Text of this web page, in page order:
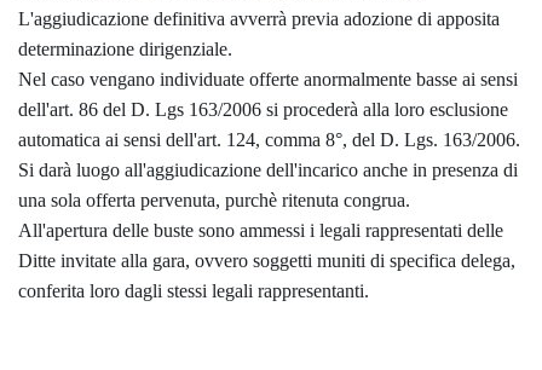
L'aggiudicazione definitiva avverrà previa adozione di apposita
determinazione dirigenziale.
Nel caso vengano individuate offerte anormalmente basse ai sensi
dell'art. 86 del D. Lgs 163/2006 si procederà alla loro esclusione
automatica ai sensi dell'art. 124, comma 8°, del D. Lgs. 163/2006.
Si darà luogo all'aggiudicazione dell'incarico anche in presenza di
una sola offerta pervenuta, purchè ritenuta congrua.
All'apertura delle buste sono ammessi i legali rappresentati delle
Ditte invitate alla gara, ovvero soggetti muniti di specifica delega,
conferita loro dagli stessi legali rappresentanti.